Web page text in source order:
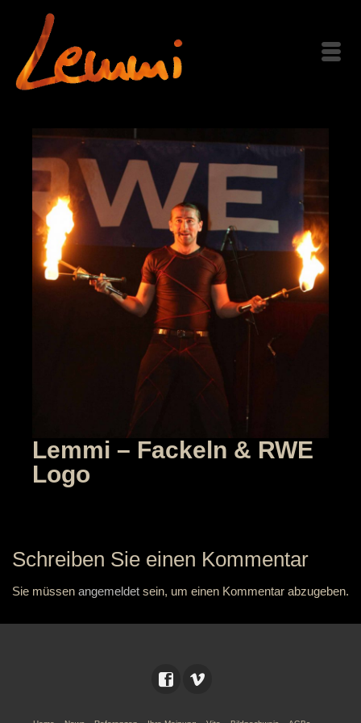
Lemmi – Fackeln & RWE
Logo
Schreiben Sie einen Kommentar
Sie müssen angemeldet sein, um einen Kommentar abzugeben.